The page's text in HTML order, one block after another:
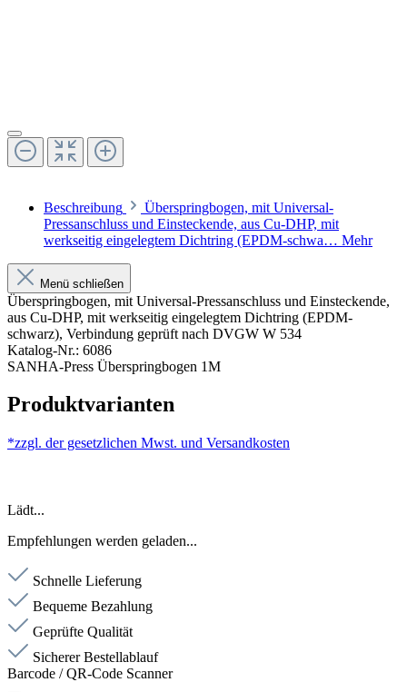
Beschreibung
Überspringbogen, mit Universal-
Pressanschluss und Einsteckende, aus Cu-DHP, mit
werkseitig eingelegtem Dichtring (EPDM-schwa… Mehr
Menü schließen
Überspringbogen, mit Universal-Pressanschluss und Einsteckende,
aus Cu-DHP, mit werkseitig eingelegtem Dichtring (EPDM-
schwarz), Verbindung geprüft nach DVGW W 534
Katalog-Nr.: 6086
SANHA-Press Überspringbogen 1M
Produktvarianten
*zzgl. der gesetzlichen Mwst. und Versandkosten
Lädt...
Empfehlungen werden geladen...
Schnelle Lieferung
Bequeme Bezahlung
Geprüfte Qualität
Sicherer Bestellablauf
Barcode / QR-Code Scanner